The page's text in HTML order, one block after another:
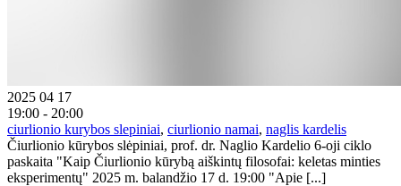
2025 04 17
19:00 - 20:00
ciurlionio kurybos slepiniai, ciurlionio namai, naglis kardelis
Čiurlionio kūrybos slėpiniai, prof. dr. Naglio Kardelio 6-oji ciklo
paskaita "Kaip Čiurlionio kūrybą aiškintų filosofai: keletas minties
eksperimentų" 2025 m. balandžio 17 d. 19:00 "Apie [...]